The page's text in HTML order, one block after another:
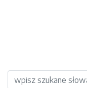
Wyszukiwarka